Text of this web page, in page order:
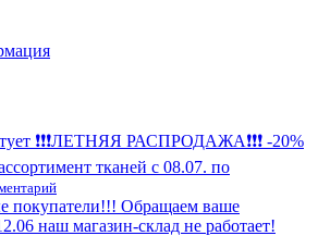
❗️❗️❗️ЛЕТНЯЯ РАСПРОДАЖА❗️❗️❗️ -20%
тканей с 08.07. по
покупатели!!! Обращаем ваше
наш магазин-склад не работает!